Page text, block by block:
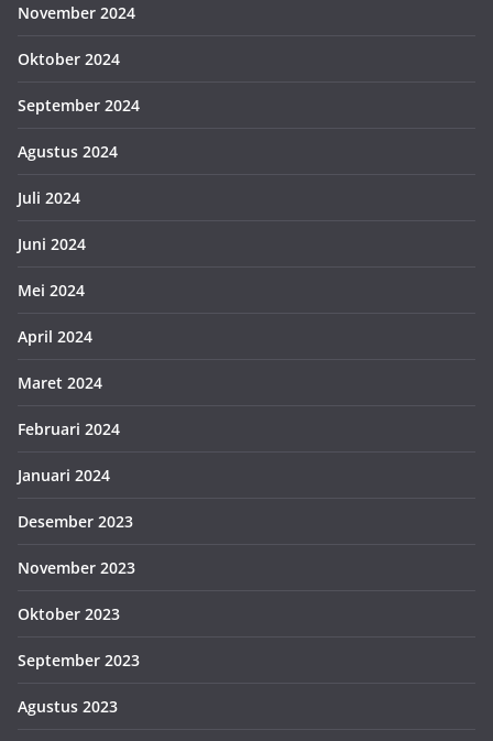
November 2024
Oktober 2024
September 2024
Agustus 2024
Juli 2024
Juni 2024
Mei 2024
April 2024
Maret 2024
Februari 2024
Januari 2024
Desember 2023
November 2023
Oktober 2023
September 2023
Agustus 2023